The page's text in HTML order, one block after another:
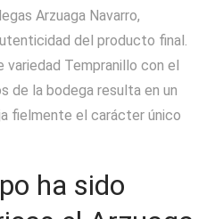
Arzuaga Navarro,
del producto final.
variedad Tempranillo con el
de la bodega resulta en un
fielmente el carácter único
ha sido